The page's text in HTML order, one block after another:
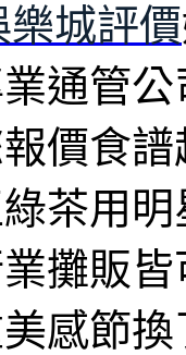
樂城評價
通管公
價食
茶用
攤販
感節